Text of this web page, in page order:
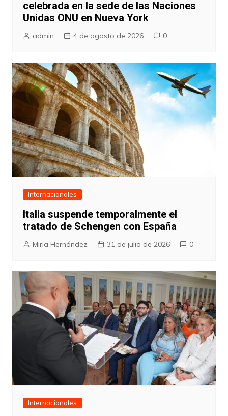
celebrada en la sede de las Naciones
Unidas ONU en Nueva York
admin 4 de agosto de 2026 0
Internacionales
Italia suspende temporalmente el
tratado de Schengen con España
Mirla Hernández 31 de julio de 2026 0
Internacionales